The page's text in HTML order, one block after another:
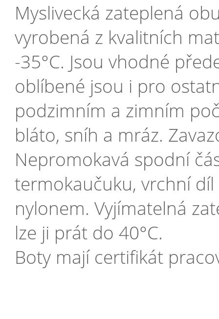
Myslivecká zateplená
vyrobená z kvalitních
-35°C. Jsou vhodné
oblíbené jsou i pro
podzimním a zimním
bláto, sníh a mráz.
Nepromokavá spodní
termokaučuku, vrchní
nylonem. Vyjímatelná
lze ji prát do 40°C.
Boty mají certifikát